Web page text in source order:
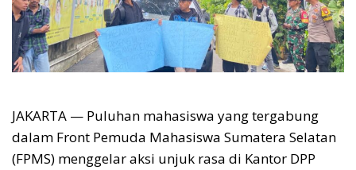
JAKARTA — Puluhan mahasiswa yang tergabung
dalam Front Pemuda Mahasiswa Sumatera Selatan
(FPMS) menggelar aksi unjuk rasa di Kantor DPP